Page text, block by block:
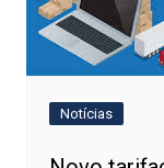
Notícias